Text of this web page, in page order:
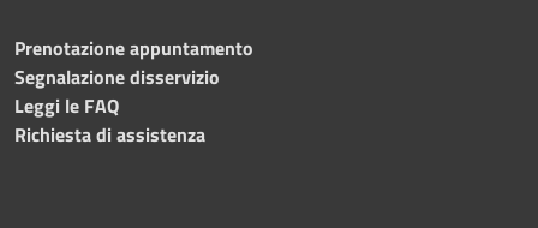
Prenotazione appuntamento
Segnalazione disservizio
Leggi le FAQ
Richiesta di assistenza